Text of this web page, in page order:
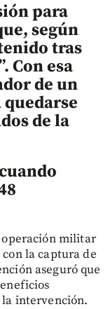
para
según
tras
Con esa
de un
de la
militar
la captura de
aseguró que
intervención.